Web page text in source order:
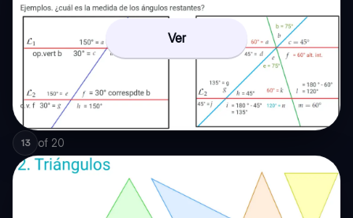
Ver
13 of 20